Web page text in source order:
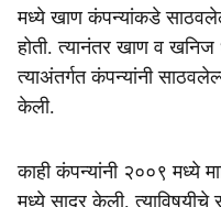
मध्ये खाण कंपन्यांकडे
होती. त्यानंतर खाण व
त्याअंतर्गत कंपन्यांनी
केली.
काही कंपन्यांनी २००९ मध्ये
मध्ये सादर केली.